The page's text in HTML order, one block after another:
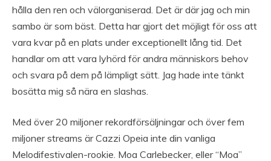
hålla den ren och välorganiserad. Det är där jag och min
sambo är som bäst. Detta har gjort det möjligt för oss att
vara kvar på en plats under exceptionellt lång tid. Det
handlar om att vara lyhörd för andra människors behov
och svara på dem på lämpligt sätt. Jag hade inte tänkt
bosätta mig så nära en slashas.
Med över 20 miljoner rekordförsäljningar och över fem
miljoner streams är Cazzi Opeia inte din vanliga
Melodifestivalen-rookie. Moa Carlebecker, eller “Moa”